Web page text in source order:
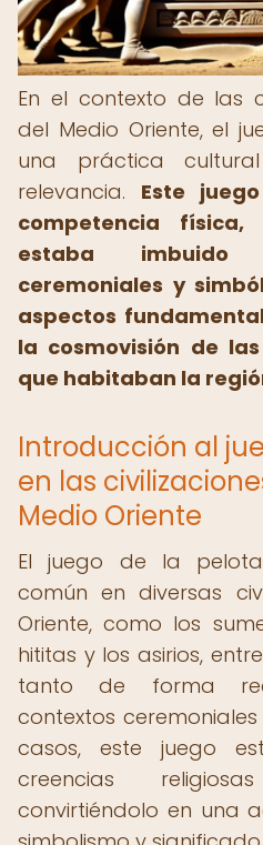
En el contexto de las
del Medio Oriente, el
una práctica
relevancia. Este
competencia
estaba imbuido
ceremoniales y
aspectos
la cosmovisión de
que habitaban la
Introducción al
en las
Medio Oriente
El juego de la
común en diversas
Oriente, como los
hititas y los asirios,
tanto de forma
contextos
casos, este juego
creencias
convirtiéndolo en una